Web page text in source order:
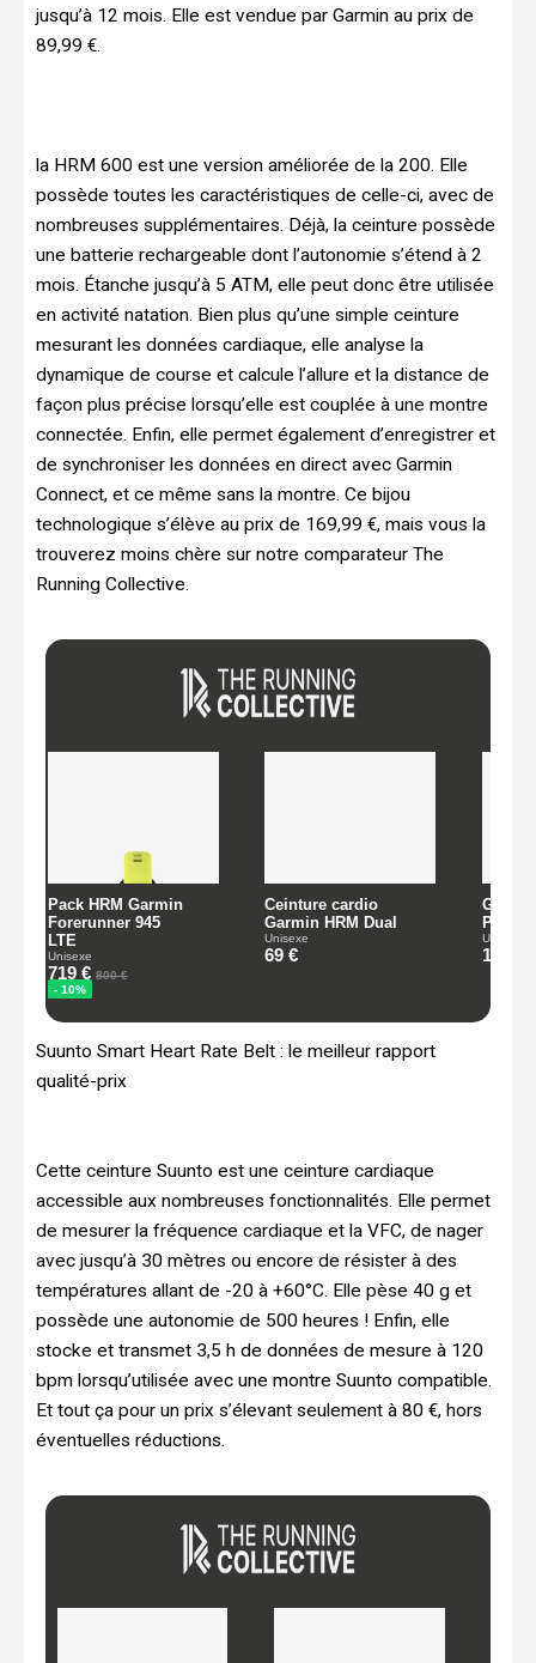
jusqu’à 12 mois. Elle est vendue par Garmin au prix de
89,99 €.
la HRM 600 est une version améliorée de la 200. Elle
possède toutes les caractéristiques de celle-ci, avec de
nombreuses supplémentaires. Déjà, la ceinture possède
une batterie rechargeable dont l’autonomie s’étend à 2
mois. Étanche jusqu’à 5 ATM, elle peut donc être utilisée
en activité natation. Bien plus qu’une simple ceinture
mesurant les données cardiaque, elle analyse la
dynamique de course et calcule l’allure et la distance de
façon plus précise lorsqu’elle est couplée à une montre
connectée. Enfin, elle permet également d’enregistrer et
de synchroniser les données en direct avec Garmin
Connect, et ce même sans la montre. Ce bijou
technologique s’élève au prix de 169,99 €, mais vous la
trouverez moins chère sur notre comparateur The
Running Collective.
Suunto Smart Heart Rate Belt : le meilleur rapport
qualité-prix
Cette ceinture Suunto est une ceinture cardiaque
accessible aux nombreuses fonctionnalités. Elle permet
de mesurer la fréquence cardiaque et la VFC, de nager
avec jusqu’à 30 mètres ou encore de résister à des
températures allant de -20 à +60°C. Elle pèse 40 g et
possède une autonomie de 500 heures ! Enfin, elle
stocke et transmet 3,5 h de données de mesure à 120
bpm lorsqu’utilisée avec une montre Suunto compatible.
Et tout ça pour un prix s’élevant seulement à 80 €, hors
éventuelles réductions.